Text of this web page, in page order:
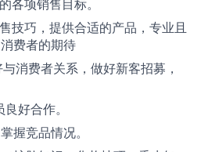
各项销售目标。
技巧，提供合适的产品，专业且
费者的期待
消费者关系，做好新客招募，
好合作。
握竞品情况。